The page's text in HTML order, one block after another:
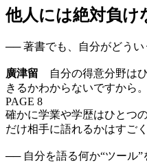
他人には絶対負け
── 著書でも、自分がどうい
廣津留 自分の得意分野は
きるかわからないですから
PAGE 8
確かに学業や学歴はひとつ
だけ相手に語れるかはすご
── 自分を語る何か“ツール”